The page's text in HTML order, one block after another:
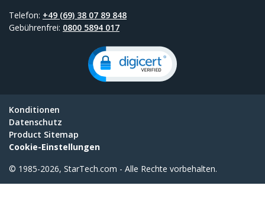
Telefon: +49 (69) 38 07 89 848
Gebührenfrei: 0800 5894 017
Konditionen
Datenschutz
Product Sitemap
Cookie-Einstellungen
© 1985-2026, StarTech.com - Alle Rechte vorbehalten.